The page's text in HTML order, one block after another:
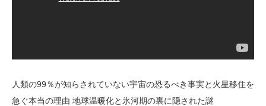
人類の99％が知らされていない宇宙の恐るべき事実と火星移住を
急ぐ本当の理由 地球温暖化と氷河期の裏に隠された謎